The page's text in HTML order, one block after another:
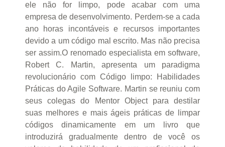
ele não for limpo, pode acabar com uma
empresa de desenvolvimento. Perdem-se a cada
ano horas incontáveis e recursos importantes
devido a um código mal escrito. Mas não precisa
ser assim.O renomado especialista em software,
Robert C. Martin, apresenta um paradigma
revolucionário com Código limpo: Habilidades
Práticas do Agile Software. Martin se reuniu com
seus colegas do Mentor Object para destilar
suas melhores e mais ágeis práticas de limpar
códigos dinamicamente em um livro que
introduzirá gradualmente dentro de você os